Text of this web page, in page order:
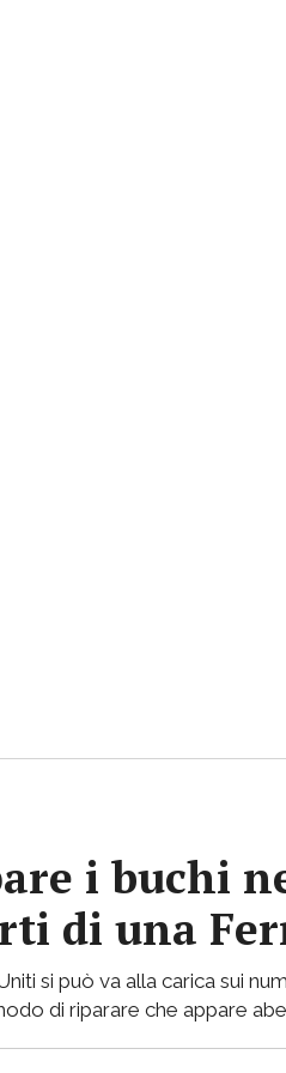
i buchi
di una
si può va alla carica sui
di riparare che appare